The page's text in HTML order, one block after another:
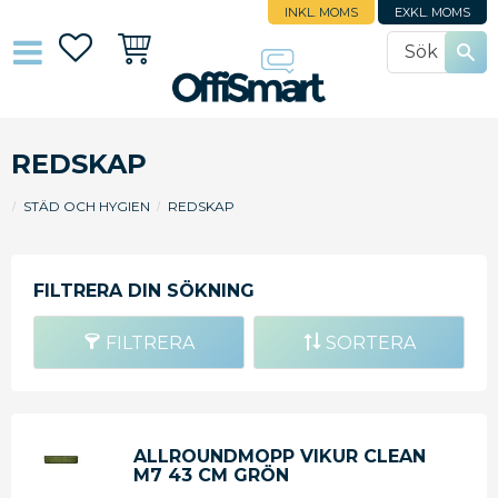
INKL. MOMS EXKL. MOMS
FavoriterKundvagn
REDSKAP
STÄD OCH HYGIEN REDSKAP
FILTRERA SORTERA
ALLROUNDMOPP VIKUR CLEAN
M7 43 CM GRÖN